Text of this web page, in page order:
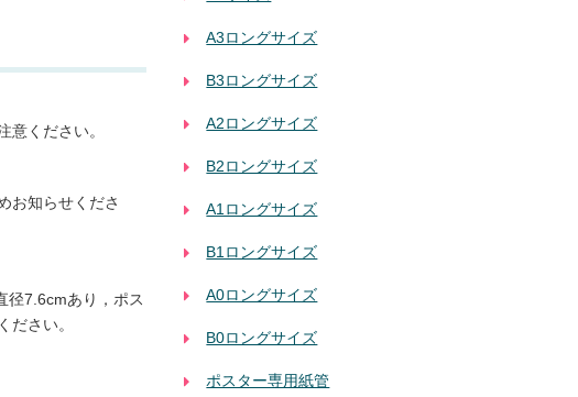
意ください。
お知らせくださ
径7.6cmあり，ポス
ださい。
A3ロングサイズ
B3ロングサイズ
A2ロングサイズ
B2ロングサイズ
A1ロングサイズ
B1ロングサイズ
A0ロングサイズ
B0ロングサイズ
ポスター専用紙管